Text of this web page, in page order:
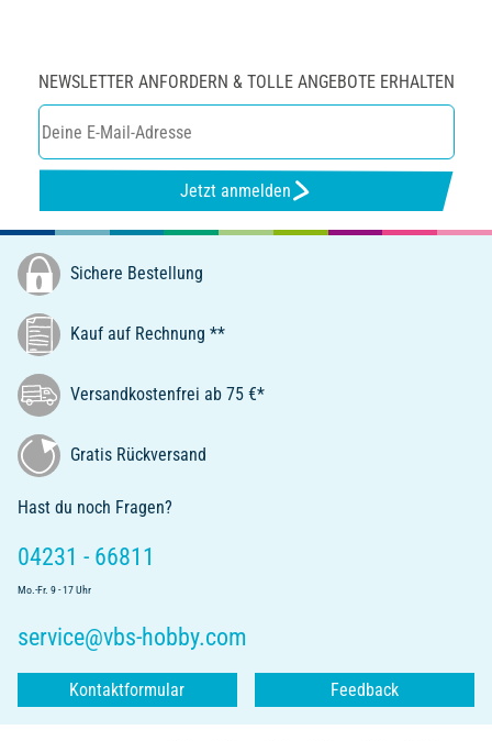
NEWSLETTER ANFORDERN & TOLLE ANGEBOTE ERHALTEN
Jetzt anmelden
Sichere Bestellung
Kauf auf Rechnung **
Versandkostenfrei ab 75 €*
Gratis Rückversand
Hast du noch Fragen?
04231 - 66811
Mo.-Fr. 9 - 17 Uhr
service@vbs-hobby.com
Kontaktformular Feedback